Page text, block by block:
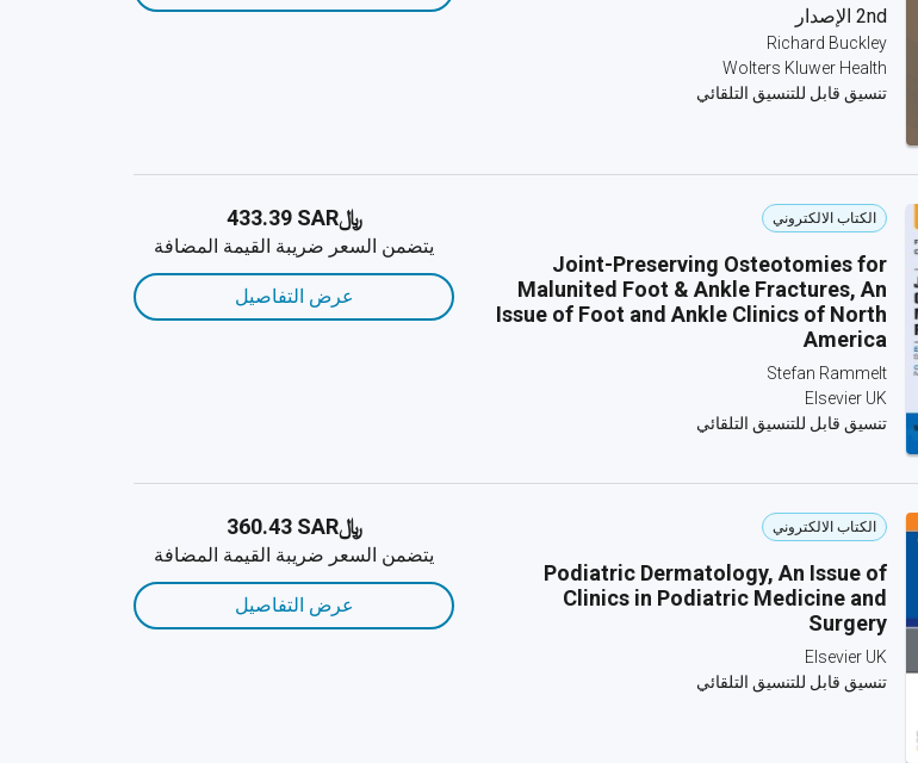
2nd الإصدار
Richard Buckley
Wolters Kluwer Health
تنسيق قابل للتنسيق التلقائي
الكتاب الالكتروني
Joint-Preserving Osteotomies for
Malunited Foot & Ankle Fractures, An
Issue of Foot and Ankle Clinics of North
America
Stefan Rammelt
Elsevier UK
تنسيق قابل للتنسيق التلقائي
﷼‎433.39 SAR
يتضمن السعر ضريبة القيمة المضافة
عرض التفاصيل
الكتاب الالكتروني
Podiatric Dermatology, An Issue of
Clinics in Podiatric Medicine and
Surgery
Elsevier UK
تنسيق قابل للتنسيق التلقائي
﷼‎360.43 SAR
يتضمن السعر ضريبة القيمة المضافة
عرض التفاصيل